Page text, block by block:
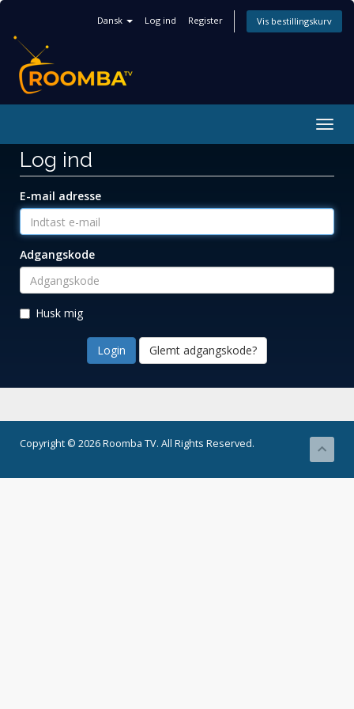
Dansk Log ind Register Vis bestillingskurv
Log ind
E-mail adresse
Adgangskode
Husk mig
Glemt adgangskode?
Copyright © 2026 Roomba TV. All Rights Reserved.